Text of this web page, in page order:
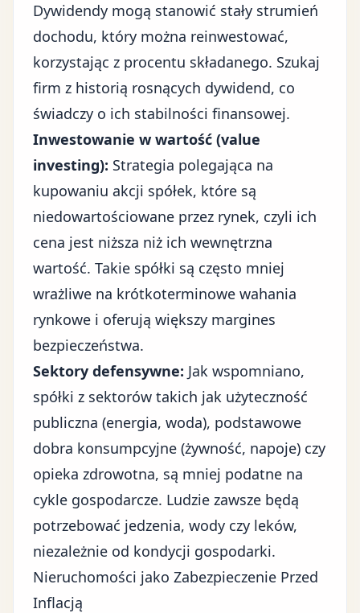
Dywidendy mogą stanowić stały strumień
dochodu, który można reinwestować,
korzystając z procentu składanego. Szukaj
firm z historią rosnących dywidend, co
świadczy o ich stabilności finansowej.
Inwestowanie w wartość (value
investing): Strategia polegająca na
kupowaniu akcji spółek, które są
niedowartościowane przez rynek, czyli ich
cena jest niższa niż ich wewnętrzna
wartość. Takie spółki są często mniej
wrażliwe na krótkoterminowe wahania
rynkowe i oferują większy margines
bezpieczeństwa.
Sektory defensywne: Jak wspomniano,
spółki z sektorów takich jak użyteczność
publiczna (energia, woda), podstawowe
dobra konsumpcyjne (żywność, napoje) czy
opieka zdrowotna, są mniej podatne na
cykle gospodarcze. Ludzie zawsze będą
potrzebować jedzenia, wody czy leków,
niezależnie od kondycji gospodarki.
Nieruchomości jako Zabezpieczenie Przed
Inflacją